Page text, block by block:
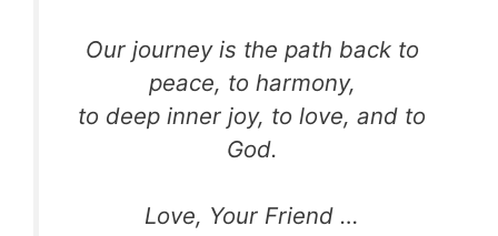
Our journey is the path back to
peace, to harmony,
to deep inner joy, to love, and to
God.
Love, Your Friend …